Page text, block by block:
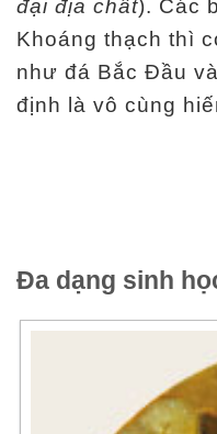
đại địa chất). Các
Khoáng thạch thì
như đá Bắc Đầu
định là vô cùng
Đa dạng sinh